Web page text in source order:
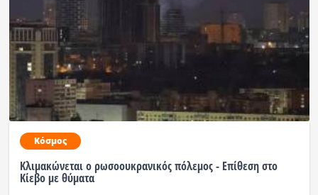
Κόσμος
Κλιμακώνεται ο ρωσοουκρανικός πόλεμος - Επίθεση στο
Κίεβο με θύματα